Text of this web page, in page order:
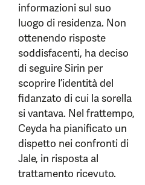
informazioni sul suo
luogo di residenza. Non
ottenendo risposte
soddisfacenti, ha deciso
di seguire Sirin per
scoprire l’identità del
fidanzato di cui la sorella
si vantava. Nel frattempo,
Ceyda ha pianificato un
dispetto nei confronti di
Jale, in risposta al
trattamento ricevuto.